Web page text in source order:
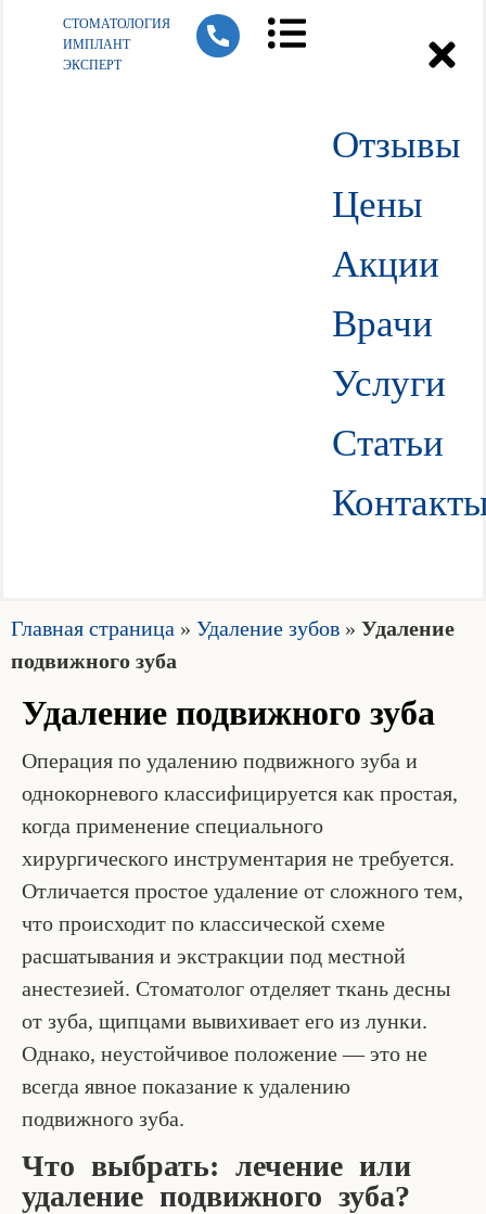
СТОМАТОЛОГИЯ
ИМПЛАНТ
ЭКСПЕРТ
Отзывы
Цены
Акции
Врачи
Услуги
Статьи
Главная страница » Удаление зубов » Удаление
подвижного зуба
Удаление подвижного зуба
Операция по удалению подвижного зуба и
однокорневого классифицируется как простая,
когда применение специального
хирургического инструментария не требуется.
Отличается простое удаление от сложного тем,
что происходит по классической схеме
расшатывания и экстракции под местной
анестезией. Стоматолог отделяет ткань десны
от зуба, щипцами вывихивает его из лунки.
Однако, неустойчивое положение — это не
всегда явное показание к удалению
подвижного зуба.
Что выбрать: лечение или
удаление подвижного зуба?